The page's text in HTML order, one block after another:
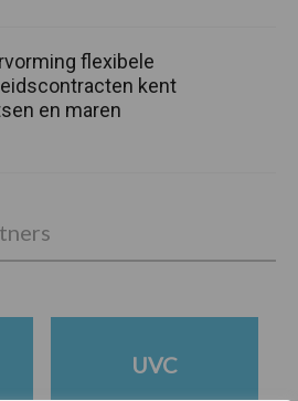
flexibele
kent
en maren
UVC